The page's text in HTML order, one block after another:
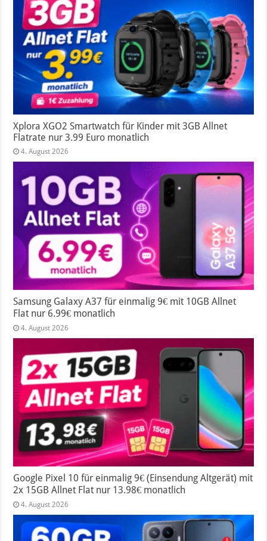
Xplora XGO2 Smartwatch für Kinder mit 3GB Allnet
Flatrate nur 3.99 Euro monatlich
4. August 2026
Samsung Galaxy A37 für einmalig 9€ mit 10GB Allnet
Flat nur 6.99€ monatlich
4. August 2026
Google Pixel 10 für einmalig 9€ (Einsendung Altgerät) mit
2x 15GB Allnet Flat nur 13.98€ monatlich
4. August 2026